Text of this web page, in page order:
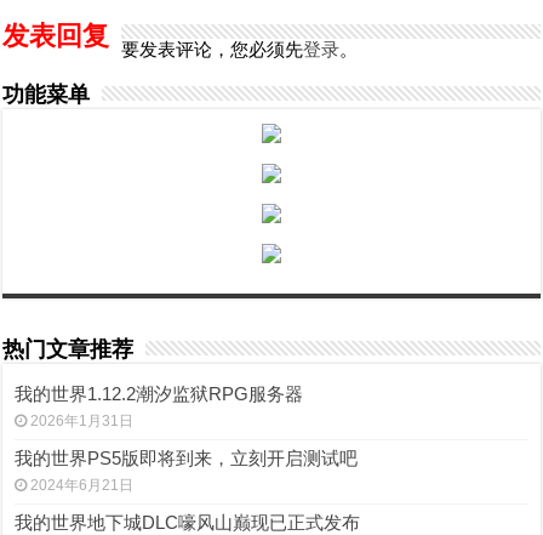
发表回复 要发表评论，您必须先登录。
功能菜单
热门文章推荐
我的世界1.12.2潮汐监狱RPG服务器
2026年1月31日
我的世界PS5版即将到来，立刻开启测试吧
2024年6月21日
我的世界地下城DLC嚎风山巅现已正式发布